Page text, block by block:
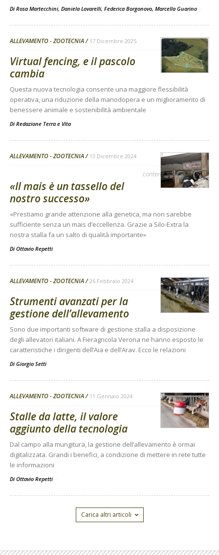
Di Rosa Martecchini, Daniela Lovarelli, Federica Borgonovo, Marcella Guarino -
ALLEVAMENTO - ZOOTECNIA 17 Dicembre 2025
Virtual fencing, e il pascolo
cambia
Questa nuova tecnologia consente una maggiore flessibilità
operativa, una riduzione della manodopera e un miglioramento di
benessere animale e sostenibilità ambientale
Di Redazione Terra e Vita
ALLEVAMENTO - ZOOTECNIA 13 Dicembre 2024
contenuto sponsorizzato
«Il mais è un tassello del
nostro successo»
«Prestiamo grande attenzione alla genetica, ma non sarebbe
sufficiente senza un mais d’eccellenza. Grazie a Silo-Extra la
nostra stalla fa un salto di qualità importante»
Di Ottavio Repetti
ALLEVAMENTO - ZOOTECNIA 26 Febbraio 2024
Strumenti avanzati per la
gestione dell’allevamento
Sono due importanti software di gestione stalla a disposizione
degli allevatori italiani. A Fieragricola Verona ne hanno esposto le
caratteristiche i dirigenti dell’Aia e dell’Arav. Ecco le relazioni
Di Giorgio Setti
ALLEVAMENTO - ZOOTECNIA 11 Gennaio 2024
Stalle da latte, il valore
aggiunto della tecnologia
Dal campo alla mungitura, la gestione dell’allevamento è ormai
digitalizzata. Grandi i benefici, a condizione di mettere in rete tutte
le informazioni
Di Ottavio Repetti -
Carica altri articoli